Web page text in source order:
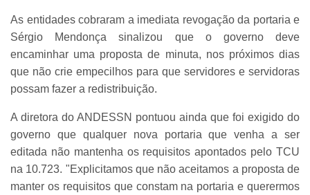
As entidades cobraram a imediata revogação da portaria e
Sérgio Mendonça sinalizou que o governo deve
encaminhar uma proposta de minuta, nos próximos dias
que não crie empecilhos para que servidores e servidoras
possam fazer a redistribuição.
A diretora do ANDESSN pontuou ainda que foi exigido do
governo que qualquer nova portaria que venha a ser
editada não mantenha os requisitos apontados pelo TCU
na 10.723. "Explicitamos que não aceitamos a proposta de
manter os requisitos que constam na portaria e querermos